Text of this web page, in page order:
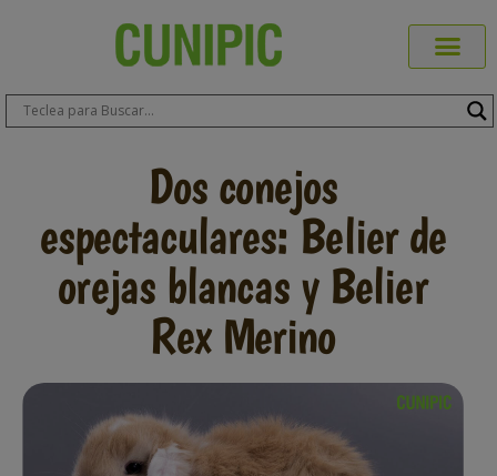
Dos conejos
espectaculares: Belier de
orejas blancas y Belier
Rex Merino